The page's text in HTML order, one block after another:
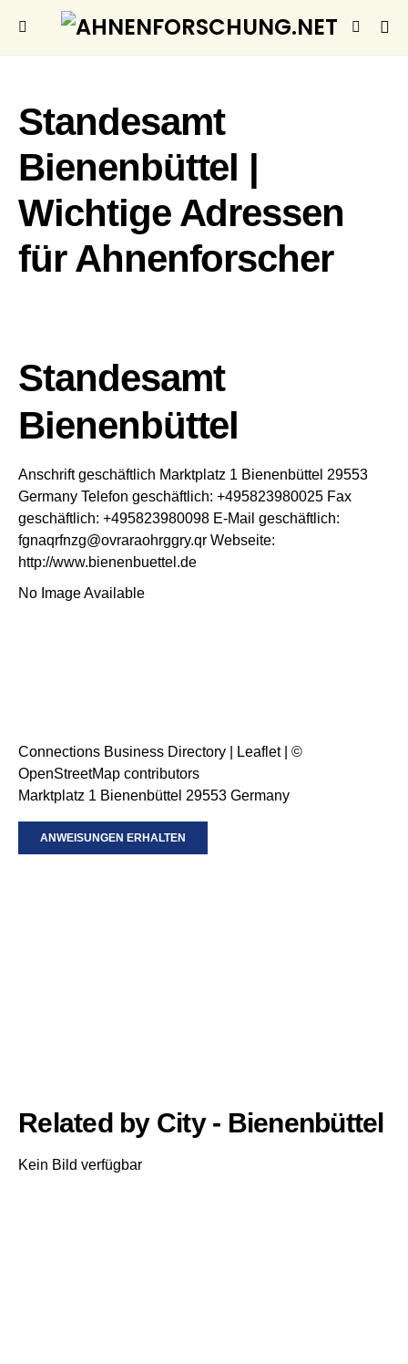
Standesamt
Bienenbüttel |
Wichtige Adressen
für Ahnenforscher
Standesamt
Bienenbüttel
Anschrift geschäftlich Marktplatz 1 Bienenbüttel 29553
Germany Telefon geschäftlich: +495823980025 Fax
geschäftlich: +495823980098 E-Mail geschäftlich:
fgnaqrfnzg@ovraraohrggry.qr Webseite:
http://www.bienenbuettel.de
No Image Available
Connections Business Directory Leaflet| ©
OpenStreetMap contributors
Marktplatz 1 Bienenbüttel 29553 Germany
ANWEISUNGEN ERHALTEN
Related by City - Bienenbüttel
Kein Bild verfügbar